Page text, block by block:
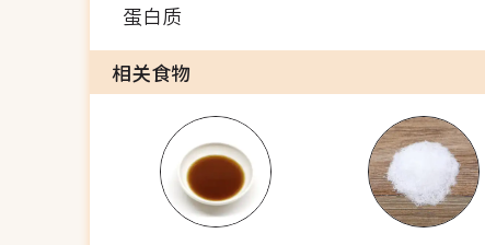
蛋白质
相关食物